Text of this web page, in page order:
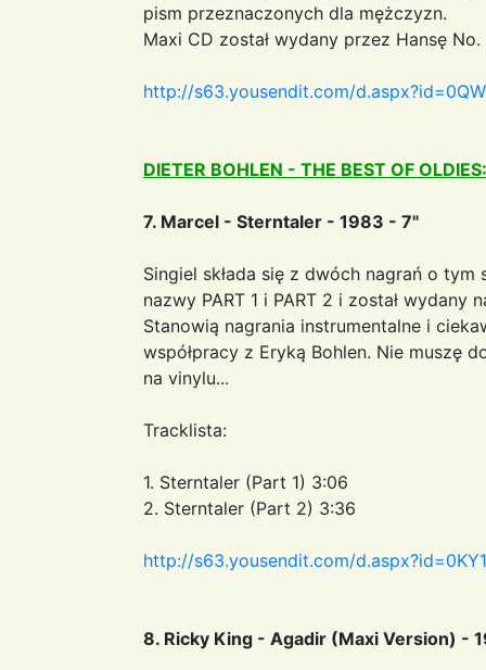
pism przeznaczonych dla mężczyzn.
Maxi CD został wydany przez Hansę
http://s63.yousendit.com/
DIETER BOHLEN - THE BEST OF OLDIES:
7. Marcel - Sterntaler - 1983 - 7"
Singiel składa się z dwóch nagrań o
nazwy PART 1 i PART 2 i został wydany
Stanowią nagrania instrumentalne i
współpracy z Eryką Bohlen. Nie muszę
na vinylu...
Tracklista:
1. Sterntaler (Part 1) 3:06
2. Sterntaler (Part 2) 3:36
http://s63.yousendit.com/
8. Ricky King - Agadir (Maxi Version) -